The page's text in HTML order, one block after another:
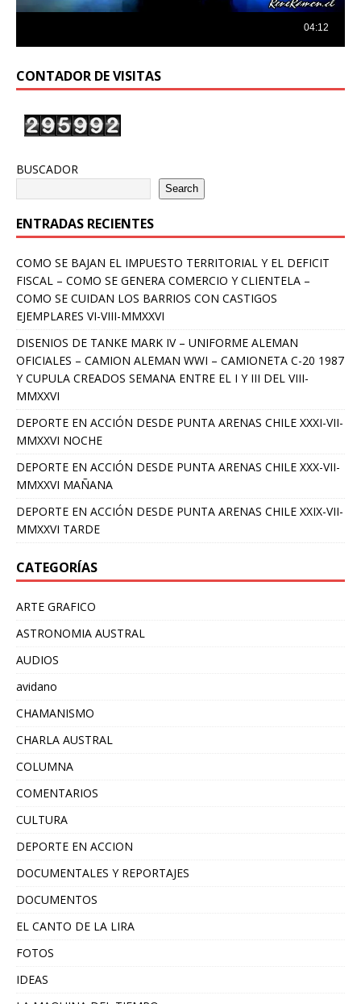
CONTADOR DE VISITAS
BUSCADOR
Search
ENTRADAS RECIENTES
COMO SE BAJAN EL IMPUESTO TERRITORIAL Y EL DEFICIT
FISCAL – COMO SE GENERA COMERCIO Y CLIENTELA –
COMO SE CUIDAN LOS BARRIOS CON CASTIGOS
EJEMPLARES VI-VIII-MMXXVI
DISENIOS DE TANKE MARK IV – UNIFORME ALEMAN
OFICIALES – CAMION ALEMAN WWI – CAMIONETA C-20 1987
Y CUPULA CREADOS SEMANA ENTRE EL I Y III DEL VIII-
MMXXVI
DEPORTE EN ACCIÓN DESDE PUNTA ARENAS CHILE XXXI-VII-
MMXXVI NOCHE
DEPORTE EN ACCIÓN DESDE PUNTA ARENAS CHILE XXX-VII-
MMXXVI MAÑANA
DEPORTE EN ACCIÓN DESDE PUNTA ARENAS CHILE XXIX-VII-
MMXXVI TARDE
CATEGORÍAS
ARTE GRAFICO
ASTRONOMIA AUSTRAL
AUDIOS
avidano
CHAMANISMO
CHARLA AUSTRAL
COLUMNA
COMENTARIOS
CULTURA
DEPORTE EN ACCION
DOCUMENTALES Y REPORTAJES
DOCUMENTOS
EL CANTO DE LA LIRA
FOTOS
IDEAS